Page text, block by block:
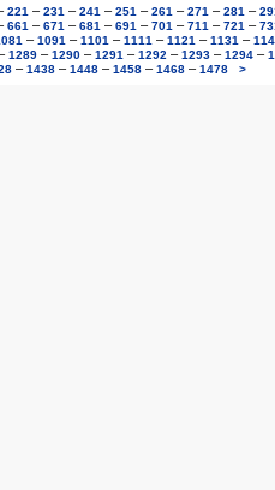
221 – 231 – 241 – 251 – 261 – 271 – 281 –
661 – 671 – 681 – 691 – 701 – 711 – 721 –
– 1091 – 1101 – 1111 – 1121 – 1131 –
1289 – 1290 – 1291 – 1292 – 1293 – 1294 –
– 1438 – 1448 – 1458 – 1468 – 1478 >